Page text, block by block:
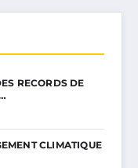
RECORDS DE
CLIMATIQUE